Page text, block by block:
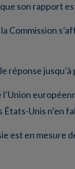
son rapport
Commission
réponse
Unis n’en
est en mesure